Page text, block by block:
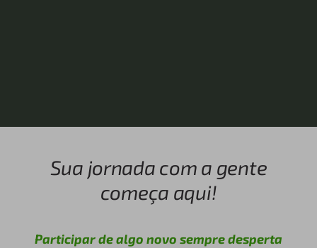
Sua jornada com a gente
começa aqui!
Participar de algo novo sempre desperta